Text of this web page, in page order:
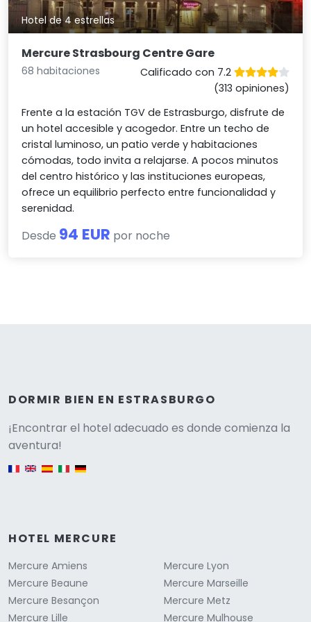
Hotel de 4 estrellas
Mercure Strasbourg Centre Gare
68 habitaciones
Calificado con 7.2
(313 opiniones)
Frente a la estación TGV de Estrasburgo, disfrute de
un hotel accesible y acogedor. Entre un techo de
cristal luminoso, un patio verde y habitaciones
cómodas, todo invita a relajarse. A pocos minutos
del centro histórico y las instituciones europeas,
ofrece un equilibrio perfecto entre funcionalidad y
serenidad.
Desde 94 EUR por noche
DORMIR BIEN EN ESTRASBURGO
¡Encontrar el hotel adecuado es donde comienza la
aventura!
HOTEL MERCURE
Mercure Amiens
Mercure Beaune
Mercure Besançon
Mercure Lille
Mercure Lyon
Mercure Marseille
Mercure Metz
Mercure Mulhouse